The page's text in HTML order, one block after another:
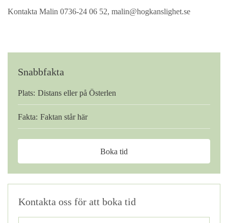
Kontakta Malin 0736-24 06 52, malin@hogkanslighet.se
Snabbfakta
Plats: Distans eller på Österlen
Fakta: Faktan står här
Boka tid
Kontakta oss för att boka tid